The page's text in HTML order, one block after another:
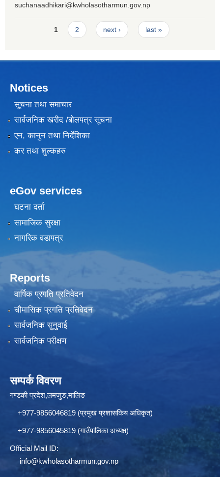
suchanaadhikari@kwholasotharmun.gov.np
Pages1 2 next › last »
Notices
सूचना तथा समाचार
सार्वजनिक खरीद /बोलपत्र सूचना
एन, कानुन तथा निर्देशिका
कर तथा शुल्कहरु
eGov services
घटना दर्ता
सामाजिक सुरक्षा
नागरिक वडापत्र
Reports
वार्षिक प्रगति प्रतिवेदन
चौमासिक प्रगति प्रतिवेदन
सार्वजनिक सुनुवाई
सार्वजनिक परीक्षण
सम्पर्क विवरण
गण्डकी प्रदेश,लमजुङ,मालिङ
+977-9856046819 (प्रमुख प्रशासकिय अधिकृत)
+977-9856045819 (गाउँपालिका अध्यक्ष)
Official Mail ID:
info@kwholasotharmun.gov.np